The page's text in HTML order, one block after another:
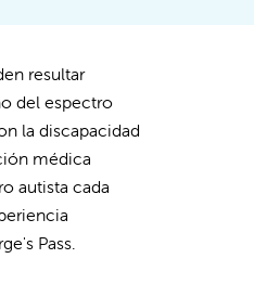
resultar
del espectro
la discapacidad
médica
autista cada
Pass.